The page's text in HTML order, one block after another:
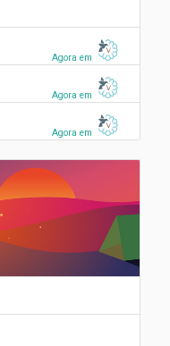
Agora em
Agora em
Agora em